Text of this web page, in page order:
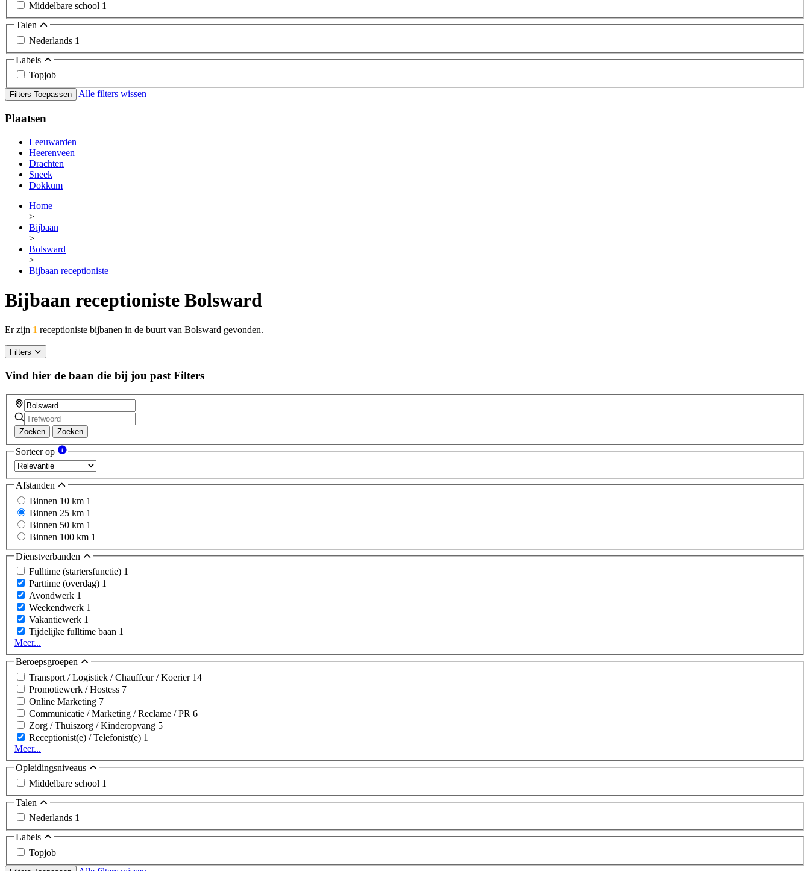
Middelbare school 1
Talen
Nederlands 1
Labels
Topjob
Filters Toepassen Alle filters wissen
Plaatsen
Leeuwarden
Heerenveen
Drachten
Sneek
Dokkum
Home
>
Bijbaan
>
Bolsward
>
Bijbaan receptioniste
Bijbaan receptioniste Bolsward
Er zijn 1 receptioniste bijbanen in de buurt van Bolsward gevonden.
Filters
Vind hier de baan die bij jou past Filters
Zoeken Zoeken
Sorteer op
Afstanden
Binnen 10 km 1
Binnen 25 km 1
Binnen 50 km 1
Binnen 100 km 1
Dienstverbanden
Fulltime (startersfunctie) 1
Parttime (overdag) 1
Avondwerk 1
Weekendwerk 1
Vakantiewerk 1
Tijdelijke fulltime baan 1
Meer...
Beroepsgroepen
Transport / Logistiek / Chauffeur / Koerier 14
Promotiewerk / Hostess 7
Online Marketing 7
Communicatie / Marketing / Reclame / PR 6
Zorg / Thuiszorg / Kinderopvang 5
Receptionist(e) / Telefonist(e) 1
Meer...
Opleidingsniveaus
Middelbare school 1
Talen
Nederlands 1
Labels
Topjob